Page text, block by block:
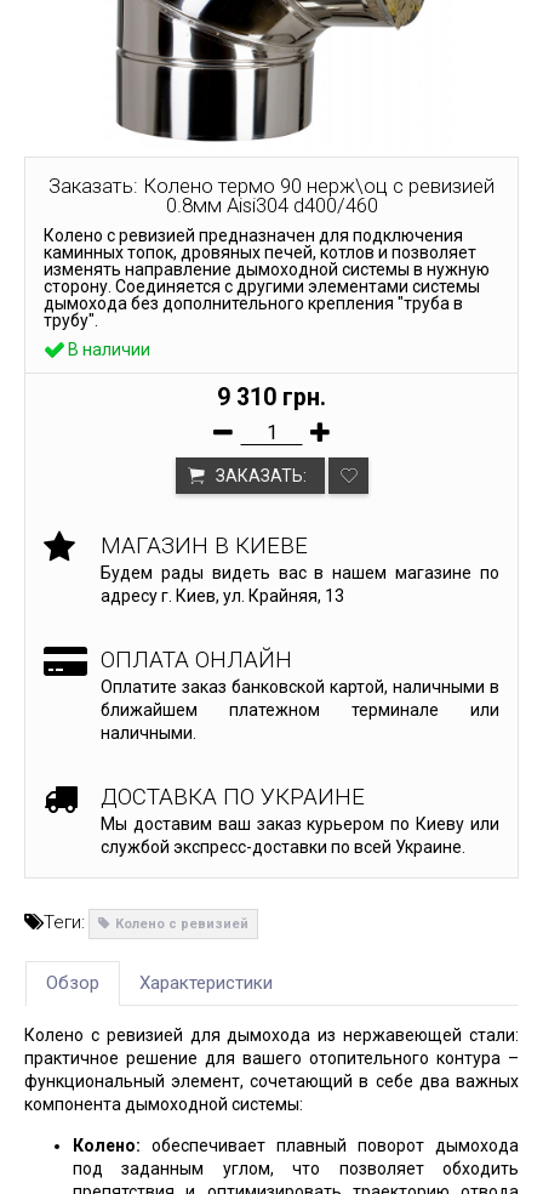
Заказать: Колено термо 90 нерж\оц с ревизией
0.8мм Aisi304 d400/460
Колено с ревизией предназначен для подключения
каминных топок, дровяных печей, котлов и позволяет
изменять направление дымоходной системы в нужную
сторону. Соединяется с другими элементами системы
дымохода без дополнительного крепления "труба в
трубу".
В наличии
9 310 грн.
ЗАКАЗАТЬ:
МАГАЗИН В КИЕВЕ
Будем рады видеть вас в нашем магазине по
адресу г. Киев, ул. Крайняя, 13
ОПЛАТА ОНЛАЙН
Оплатите заказ банковской картой, наличными в
ближайшем платежном терминале или
наличными.
ДОСТАВКА ПО УКРАИНЕ
Мы доставим ваш заказ курьером по Киеву или
службой экспресс-доставки по всей Украине.
Теги: Колено с ревизией
Обзор Характеристики
Колено с ревизией для дымохода из нержавеющей стали:
практичное решение для вашего отопительного контура –
функциональный элемент, сочетающий в себе два важных
компонента дымоходной системы:
Колено: обеспечивает плавный поворот дымохода
под заданным углом, что позволяет обходить